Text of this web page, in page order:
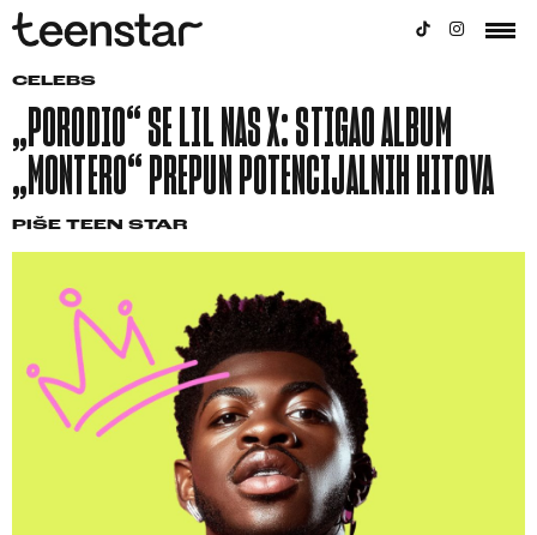
CELEBS
„PORODIO“ SE LIL NAS X: STIGAO ALBUM
„MONTERO“ PREPUN POTENCIJALNIH HITOVA
PIŠE TEEN STAR